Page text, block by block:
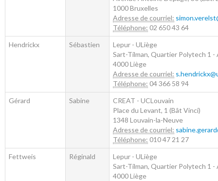
1000Bruxelles
Adresse de courriel:
Téléphone: 02 650 43 64
Hendrickx Sébastien
Lepur - ULiège
Sart-Tilman, Quartier Polytech 1 -
4000Liège
Adresse de courriel:
Téléphone: 04 366 58 94
Gérard Sabine
CREAT - UCLouvain
Place du Levant, 1 (Bât Vinci)
1348 Louvain-la-Neuve
Adresse de courriel:
Téléphone: 010 47 21 27
Fettweis Réginald
Lepur - ULiège
Sart-Tilman, Quartier Polytech 1 -
4000Liège